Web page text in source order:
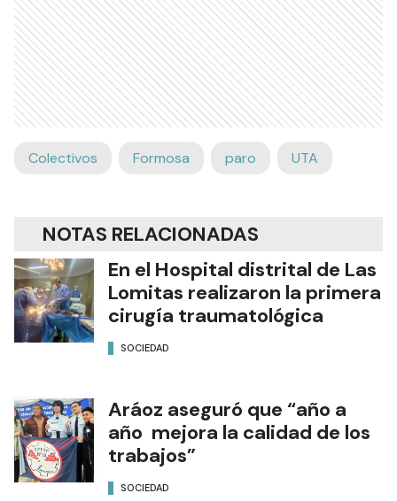
Colectivos Formosa paro UTA
NOTAS RELACIONADAS
En el Hospital distrital de Las
Lomitas realizaron la primera
cirugía traumatológica
SOCIEDAD
Aráoz aseguró que “año a
año mejora la calidad de los
trabajos”
SOCIEDAD